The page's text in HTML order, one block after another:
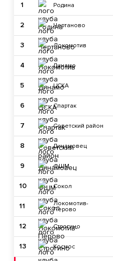
1 Родина
2 Чертаново
3 Локомотив
4 Динамо
5 ЦСКА
6 Спартак
7 Советский район
8 Динамовец
9 ФШМ
10 Сокол
11
Локомотив-
Перово
12 Строгино
13 Космос